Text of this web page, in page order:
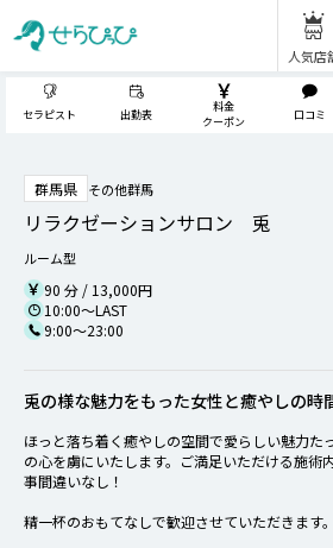
人気店
セラピスト 出勤表
料金
クーポン
口コミ
群馬県 その他群馬
リラクゼーションサロン 兎
ルーム型
90 分 / 13,000円
10:00～LAST
9:00～23:00
兎の様な魅力をもった女性と癒やしの時
ほっと落ち着く癒やしの空間で愛らしい魅力た
の心を虜にいたします。ご満足いただける施術
事間違いなし！
精一杯のおもてなしで歓迎させていただきます。